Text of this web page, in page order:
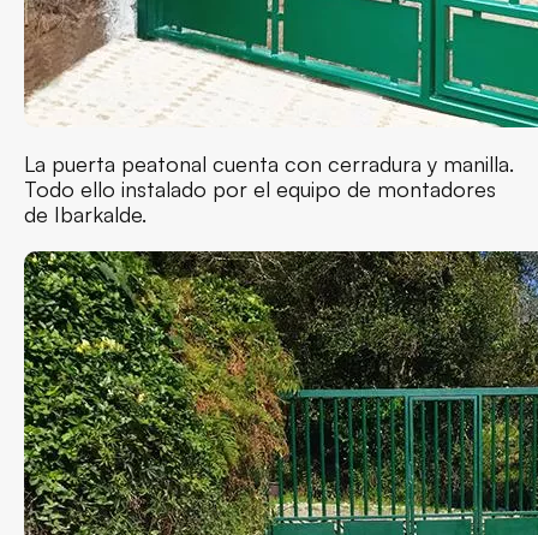
La puerta peatonal cuenta con cerradura y manilla.
Todo ello instalado por el equipo de montadores
de Ibarkalde.